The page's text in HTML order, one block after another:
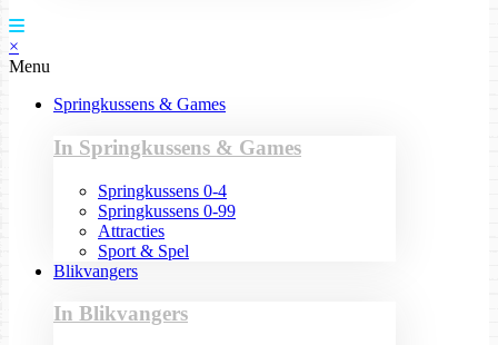
×
Menu
Springkussens & Games
In Springkussens & Games
Springkussens 0-4
Springkussens 0-99
Attracties
Sport & Spel
Blikvangers
In Blikvangers